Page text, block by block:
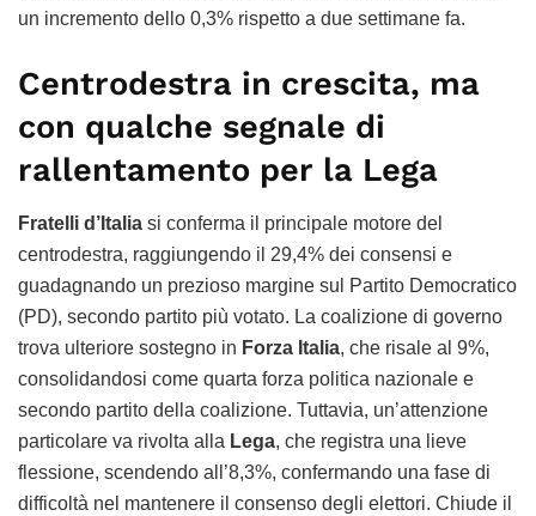
un incremento dello 0,3% rispetto a due settimane fa.
Centrodestra in crescita, ma
con qualche segnale di
rallentamento per la Lega
Fratelli d’Italia si conferma il principale motore del
centrodestra, raggiungendo il 29,4% dei consensi e
guadagnando un prezioso margine sul Partito Democratico
(PD), secondo partito più votato. La coalizione di governo
trova ulteriore sostegno in Forza Italia, che risale al 9%,
consolidandosi come quarta forza politica nazionale e
secondo partito della coalizione. Tuttavia, un’attenzione
particolare va rivolta alla Lega, che registra una lieve
flessione, scendendo all’8,3%, confermando una fase di
difficoltà nel mantenere il consenso degli elettori. Chiude il